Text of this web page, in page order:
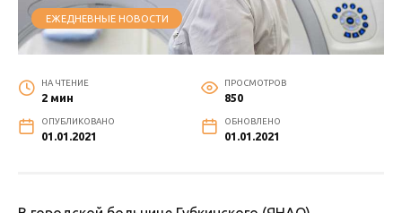
ЕЖЕДНЕВНЫЕ НОВОСТИ
НА ЧТЕНИЕ
2 мин
ПРОСМОТРОВ
850
ОПУБЛИКОВАНО
01.01.2021
ОБНОВЛЕНО
01.01.2021